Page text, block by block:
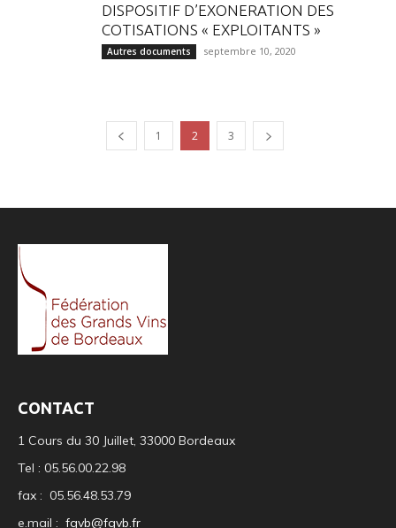
DISPOSITIF D’EXONERATION DES
COTISATIONS « EXPLOITANTS »
Autres documents septembre 10, 2020
1 2 3
CONTACT
1 Cours du 30 Juillet, 33000 Bordeaux
Tel : 05.56.00.22.98
fax : 05.56.48.53.79
e.mail : fgvb@fgvb.fr